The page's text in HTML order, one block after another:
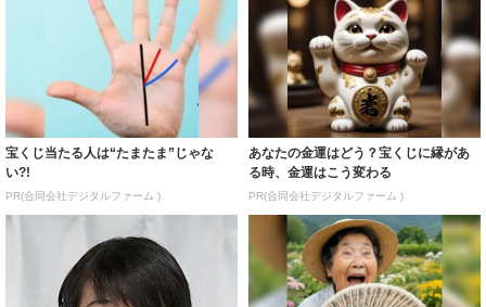
宝くじ当たる人は“たまたま”じゃな
い?!
PR(合同会社デジタルファーム )
あなたの金運はどう？宝くじに縁があ
る時、金運はこう変わる
PR(合同会社デジタルファーム )